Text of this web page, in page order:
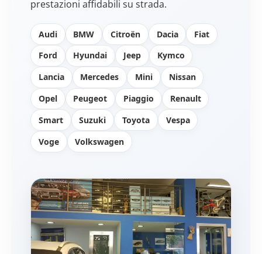
prestazioni affidabili su strada.
Audi BMW Citroën Dacia
Fiat
Ford
Hyundai Jeep
Kymco
Lancia
Mercedes Mini
Nissan
Opel
Peugeot Piaggio
Renault
Smart
Suzuki Toyota
Vespa
Voge
Volkswagen